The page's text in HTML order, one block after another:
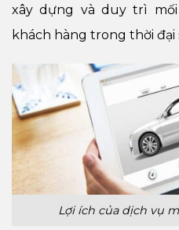
xây dựng và duy trì
khách hàng trong thời đại
Lợi ích của dịch vụ